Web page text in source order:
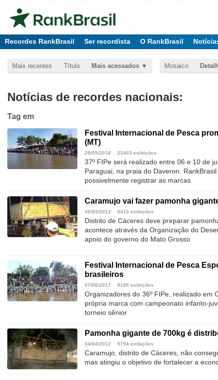
Recordes RankBrasil Ser recordista O RankBrasil
Mais recentes Título Mais acessados Mosaico
Notícias de recordes nacionais:
Tag em
Festival Internacional de Pesca
(MT)
29/05/2018 22463 exibições
37º FIPe será realizado entre 06 e 10 de
Paraguai, na praia do Daveron.
possivelmente registrar as marcas
Caramujo vai fazer pamonha
30/03/2012 9415 exibições
Distrito de Cáceres deve preparar
acontece através da Organização do
apoio do governo do Mato Grosso
Festival Internacional de Pesca
brasileiros
07/06/2017 9189 exibições
Organizadores do 36º FIPe, realizado em
própria marca com campeonato infanto-
torneio sênior
Pamonha gigante de 700kg é
04/04/2012 5794 exibições
Caramujo, distrito de Cáceres, não
mas atingiu o objetivo de fortalecer a